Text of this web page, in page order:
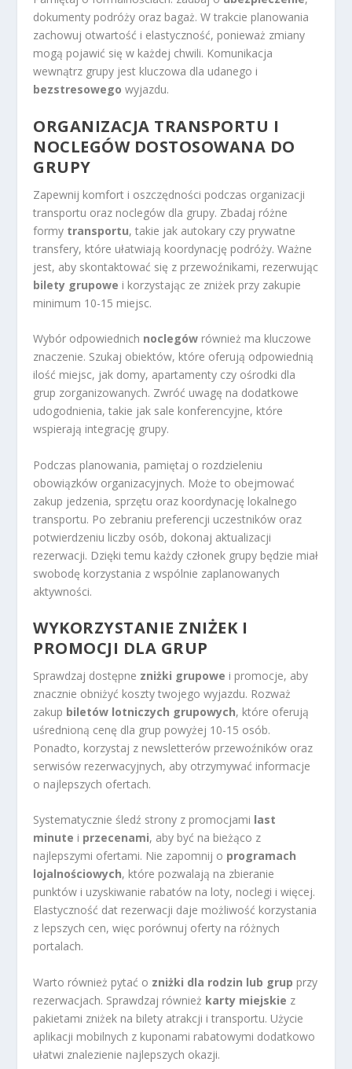
dokumenty podróży oraz bagaż. W trakcie planowania
zachowuj otwartość i elastyczność, ponieważ zmiany
mogą pojawić się w każdej chwili. Komunikacja
wewnątrz grupy jest kluczowa dla udanego i
bezstresowego wyjazdu.
ORGANIZACJA TRANSPORTU I
NOCLEGÓW DOSTOSOWANA DO
GRUPY
Zapewnij komfort i oszczędności podczas organizacji
transportu oraz noclegów dla grupy. Zbadaj różne
formy transportu, takie jak autokary czy prywatne
transfery, które ułatwiają koordynację podróży. Ważne
jest, aby skontaktować się z przewoźnikami, rezerwując
bilety grupowe i korzystając ze zniżek przy zakupie
minimum 10-15 miejsc.
Wybór odpowiednich noclegów również ma kluczowe
znaczenie. Szukaj obiektów, które oferują odpowiednią
ilość miejsc, jak domy, apartamenty czy ośrodki dla
grup zorganizowanych. Zwróć uwagę na dodatkowe
udogodnienia, takie jak sale konferencyjne, które
wspierają integrację grupy.
Podczas planowania, pamiętaj o rozdzieleniu
obowiązków organizacyjnych. Może to obejmować
zakup jedzenia, sprzętu oraz koordynację lokalnego
transportu. Po zebraniu preferencji uczestników oraz
potwierdzeniu liczby osób, dokonaj aktualizacji
rezerwacji. Dzięki temu każdy członek grupy będzie miał
swobodę korzystania z wspólnie zaplanowanych
aktywności.
WYKORZYSTANIE ZNIŻEK I
PROMOCJI DLA GRUP
Sprawdzaj dostępne zniżki grupowe i promocje, aby
znacznie obniżyć koszty twojego wyjazdu. Rozważ
zakup biletów lotniczych grupowych, które oferują
uśrednioną cenę dla grup powyżej 10-15 osób.
Ponadto, korzystaj z newsletterów przewoźników oraz
serwisów rezerwacyjnych, aby otrzymywać informacje
o najlepszych ofertach.
Systematycznie śledź strony z promocjami last
minute i przecenami, aby być na bieżąco z
najlepszymi ofertami. Nie zapomnij o programach
lojalnościowych, które pozwalają na zbieranie
punktów i uzyskiwanie rabatów na loty, noclegi i więcej.
Elastyczność dat rezerwacji daje możliwość korzystania
z lepszych cen, więc porównuj oferty na różnych
portalach.
Warto również pytać o zniżki dla rodzin lub grup przy
rezerwacjach. Sprawdzaj również karty miejskie z
pakietami zniżek na bilety atrakcji i transportu. Użycie
aplikacji mobilnych z kuponami rabatowymi dodatkowo
ułatwi znalezienie najlepszych okazji.